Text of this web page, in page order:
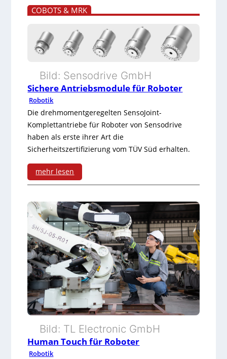
COBOTS & MRK
Bild: Sensodrive GmbH
Sichere Antriebsmodule für Roboter
Robotik
Die drehmomentgeregelten SensoJoint-
Komplettantriebe für Roboter von Sensodrive
haben als erste ihrer Art die
Sicherheitszertifizierung vom TÜV Süd erhalten.
mehr lesen
:
S
c
h
e
r
e
n
Bild: TL Electronic GmbH
Human Touch für Roboter
Robotik